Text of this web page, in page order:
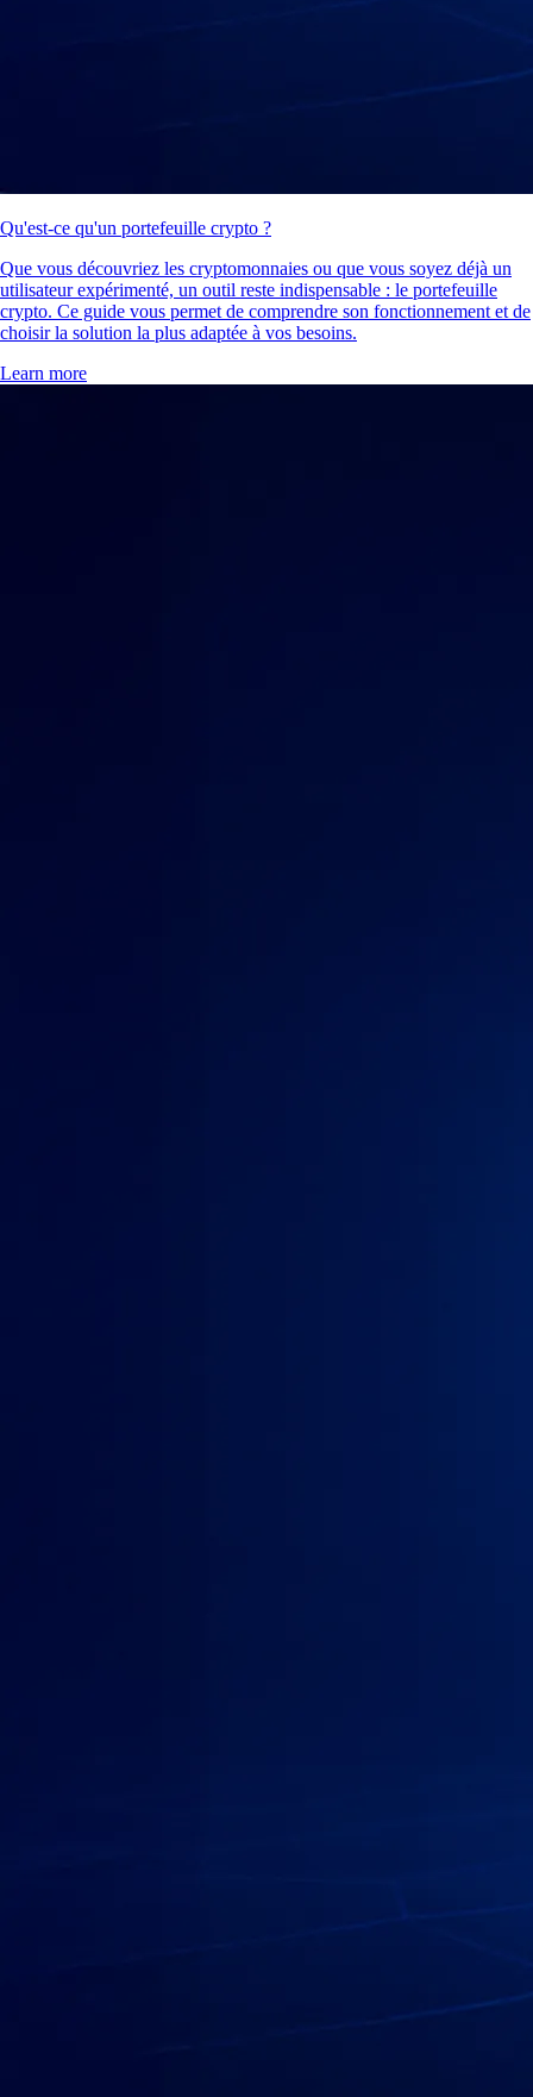
Qu'est-ce qu'un portefeuille crypto ?
Que vous découvriez les cryptomonnaies ou que vous soyez déjà un
utilisateur expérimenté, un outil reste indispensable : le portefeuille
crypto. Ce guide vous permet de comprendre son fonctionnement et de
choisir la solution la plus adaptée à vos besoins.
Learn more